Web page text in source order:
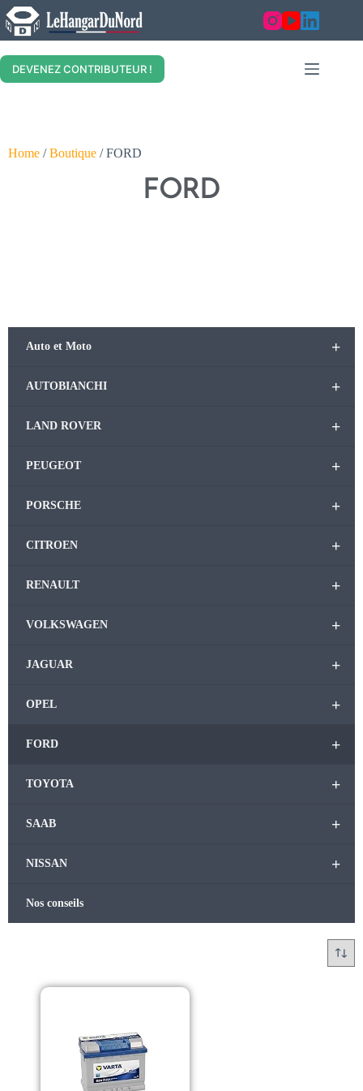
DEVENEZ CONTRIBUTEUR !
Home /Boutique / FORD
FORD
+
Auto et Moto
+
AUTOBIANCHI
+
LAND ROVER
+
PEUGEOT
+
PORSCHE
+
CITROEN
+
RENAULT
+
VOLKSWAGEN
+
JAGUAR
+
OPEL
+
FORD
+
TOYOTA
+
SAAB
+
NISSAN
Nos conseils